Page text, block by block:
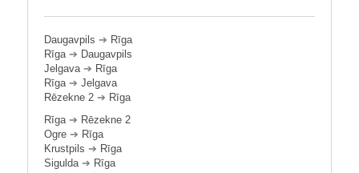
Daugavpils ➔ Rīga
Rīga➔ Daugavpils
Jelgava➔ Rīga
Rīga➔ Jelgava
Rēzekne 2 ➔ Rīga
Rīga➔ Rēzekne 2
Ogre ➔ Rīga
Krustpils ➔ Rīga
Sigulda➔ Rīga